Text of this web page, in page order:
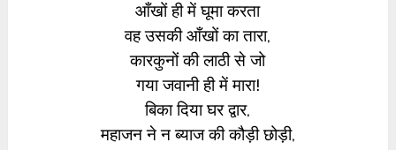
आँखों ही में घूमा करता
वह उसकी आँखों का तारा,
कारकुनों की लाठी से जो
गया जवानी ही में मारा!
बिका दिया घर द्वार,
महाजन ने न ब्याज की कौड़ी छोड़ी,